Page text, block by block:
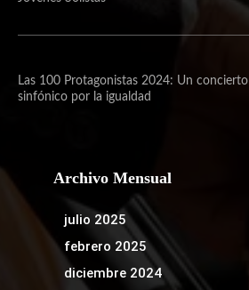
Las 100 Protagonistas 2024: Un concierto
sinfónico por la igualdad
Archivo Mensual
julio 2025
febrero 2025
diciembre 2024